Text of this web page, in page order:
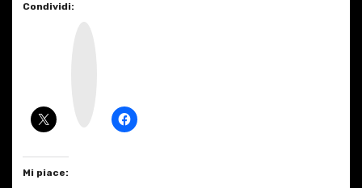
Condividi:
Mi piace: